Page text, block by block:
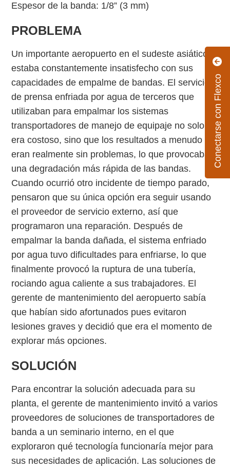
Conectarse con Flexco
Espesor de la banda: 1/8” (3 mm)
PROBLEMA
Un importante aeropuerto en el sudeste asiático
estaba constantemente insatisfecho con sus
capacidades de empalme de bandas. El servicio
de prensa enfriada por agua de terceros que
utilizaban para empalmar los sistemas
transportadores de manejo de equipaje no solo
era costoso, sino que los resultados a menudo no
eran realmente sin problemas, lo que provocaba
una degradación más rápida de las bandas.
Cuando ocurrió otro incidente de tiempo parado,
pensaron que su única opción era seguir usando
el proveedor de servicio externo, así que
programaron una reparación. Después de
empalmar la banda dañada, el sistema enfriado
por agua tuvo dificultades para enfriarse, lo que
finalmente provocó la ruptura de una tubería,
rociando agua caliente a sus trabajadores. El
gerente de mantenimiento del aeropuerto sabía
que habían sido afortunados pues evitaron
lesiones graves y decidió que era el momento de
explorar más opciones.
SOLUCIÓN
Para encontrar la solución adecuada para su
planta, el gerente de mantenimiento invitó a varios
proveedores de soluciones de transportadores de
banda a un seminario interno, en el que
exploraron qué tecnología funcionaría mejor para
sus necesidades de aplicación. Las soluciones de